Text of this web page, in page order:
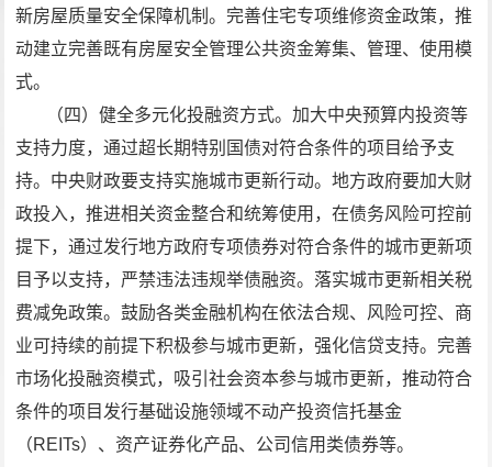
新房屋质量安全保障机制。完善住宅专项维修资金政策，推
动建立完善既有房屋安全管理公共资金筹集、管理、使用模
式。
（四）健全多元化投融资方式。加大中央预算内投资等
支持力度，通过超长期特别国债对符合条件的项目给予支
持。中央财政要支持实施城市更新行动。地方政府要加大财
政投入，推进相关资金整合和统筹使用，在债务风险可控前
提下，通过发行地方政府专项债券对符合条件的城市更新项
目予以支持，严禁违法违规举债融资。落实城市更新相关税
费减免政策。鼓励各类金融机构在依法合规、风险可控、商
业可持续的前提下积极参与城市更新，强化信贷支持。完善
市场化投融资模式，吸引社会资本参与城市更新，推动符合
条件的项目发行基础设施领域不动产投资信托基金
（REITs）、资产证券化产品、公司信用类债券等。